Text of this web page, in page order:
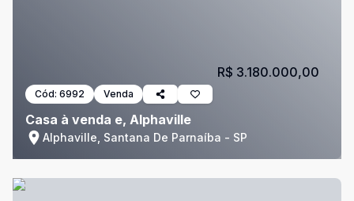
Cód: 6992 Venda
Casa à venda e, Alphaville
Alphaville, Santana De Parnaíba - SP
R$ 3.180.000,00